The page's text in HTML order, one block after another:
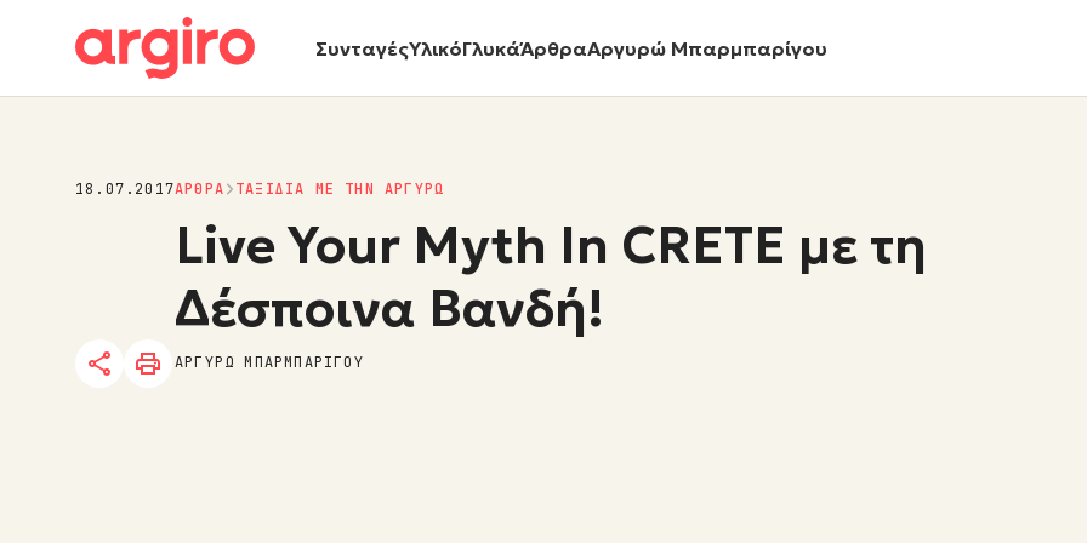
ΣυνταγέςΥλικόΓλυκάΆρθραΑργυρώ Μπαρμπαρίγου
18.07.2017ΑΡΘΡΑ ΤΑΞΙΔΙΑ ΜΕ ΤΗΝ ΑΡΓΥΡΩ
Live Your Myth In CRETE με τη
Δέσποινα Βανδή!
ΑΡΓΥΡΩ ΜΠΑΡΜΠΑΡΙΓΟΥ